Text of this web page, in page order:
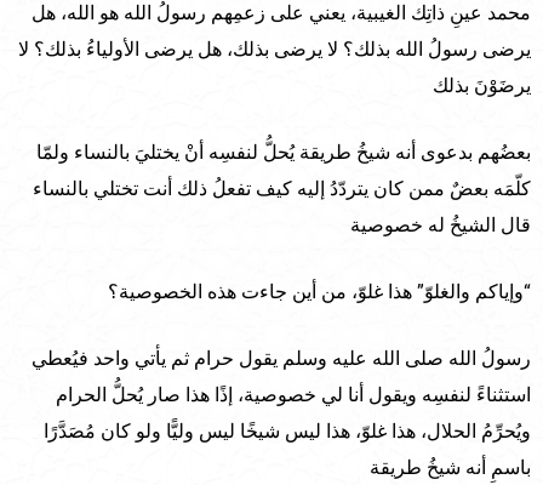
محمد عينِ ذاتِك الغيبية، يعني على زعمِهم رسولُ الله هو الله، هل
يرضى رسولُ الله بذلك؟ لا يرضى بذلك، هل يرضى الأولياءُ بذلك؟ لا
يرضَوْنَ بذلك
بعضُهم بدعوى أنه شيخُ طريقة يُحلُّ لنفسِه أنْ يختليَ بالنساء ولمّا
كلّمَه بعضٌ ممن كان يتردّدُ إليه كيف تفعلُ ذلك أنت تختلي بالنساء
قال الشيخُ له خصوصية
“وإياكم والغلوّ” هذا غلوّ، من أين جاءت هذه الخصوصية؟
رسولُ الله صلى الله عليه وسلم يقول حرام ثم يأتي واحد فيُعطي
استثناءً لنفسِه ويقول أنا لي خصوصية، إذًا هذا صار يُحلُّ الحرام
ويُحرِّمُ الحلال، هذا غلوّ، هذا ليس شيخًا ليس وليًّا ولو كان مُصَدَّرًا
باسمِ أنه شيخُ طريقة